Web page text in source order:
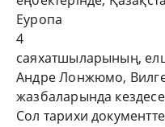
Еуропа
4
саяхатшыларының,
Андре Лонжюмо,
жазбаларында
Сол тарихи